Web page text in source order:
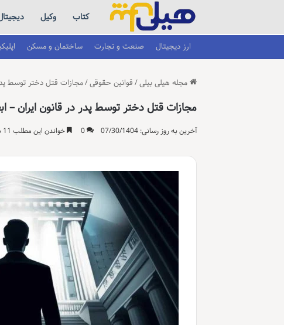
کتاب وکیل
ارز دیجیتال صنعت و تجارت ساختمان و مسکن
مجله هیلی بیلی/ قوانین حقوقی/مجازات قتل دختر توسط
مجازات قتل دختر توسط پدر در قانون ایران –
آخرین به روز رسانی: 07/30/1404 0 خواندن این مطلب 11 دقیقه زمان میبرد